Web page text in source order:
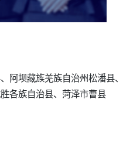
阿坝藏族羌族自治州松潘县、
各族自治县、菏泽市曹县